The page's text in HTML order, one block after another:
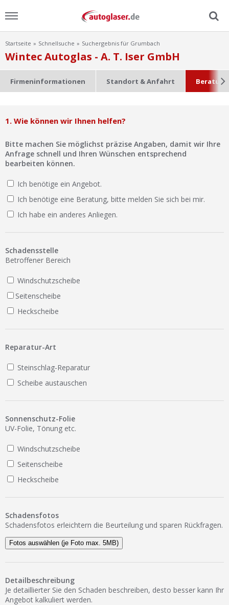
Menu
Home
Ratgeber
Scheibensuche
FAQ
Lexikon
Ist Ihre Werkstatt schon dabei?
Startseite Schnellsuche Suchergebnis für Grumbach
Wintec Autoglas - A. T. Iser GmbH
Firmeninformationen Standort & Anfahrt
1. Wie können wir Ihnen helfen?
Bitte machen Sie möglichst präzise Angaben, damit wir Ihre
Anfrage schnell und Ihren Wünschen entsprechend
bearbeiten können.
Ich benötige ein Angebot.
Ich benötige eine Beratung, bitte melden Sie sich bei mir.
Ich habe ein anderes Anliegen.
Schadensstelle
Betroffener Bereich
Windschutzscheibe
Seitenscheibe
Heckscheibe
Reparatur-Art
Steinschlag-Reparatur
Scheibe austauschen
Sonnenschutz-Folie
UV-Folie, Tönung etc.
Windschutzscheibe
Seitenscheibe
Heckscheibe
Schadensfotos
Schadensfotos erleichtern die Beurteilung und sparen Rückfragen.
Fotos auswählen (je Foto max. 5MB)
Detailbeschreibung
Je detaillierter Sie den Schaden beschreiben, desto besser kann Ihr
Angebot kalkuliert werden.